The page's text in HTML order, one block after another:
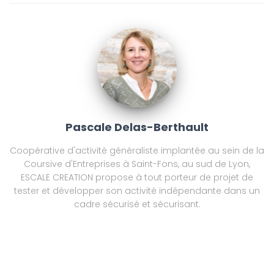
Pascale Delas-Berthault
Coopérative d'activité généraliste implantée au sein de la
Coursive d'Entreprises à Saint-Fons, au sud de Lyon,
ESCALE CREATION propose à tout porteur de projet de
tester et développer son activité indépendante dans un
cadre sécurisé et sécurisant.